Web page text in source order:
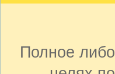
Полное